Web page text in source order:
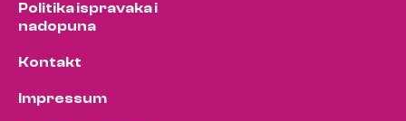
Politika ispravaka i
nadopuna
Kontakt
Impressum